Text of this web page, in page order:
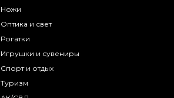
Ножи
Оптика и свет
Рогатки
Игрушки и сувениры
Спорт и отдых
Туризм